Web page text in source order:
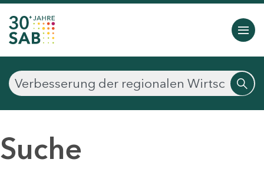
Suche